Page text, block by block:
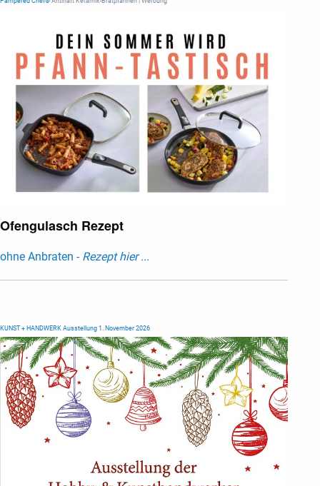
Ofengulasch Rezept
ohne Anbraten - Rezept hier ...
KUNST + HANDWERK Ausstellung 1. November 2026